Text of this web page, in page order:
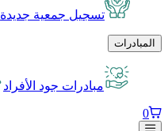
تسجيل جمعية جديدة
المبادرات
مبادرات جود الأفراد
0